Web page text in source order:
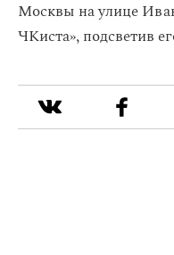
Москвы на улице
ЧКиста», подсветив